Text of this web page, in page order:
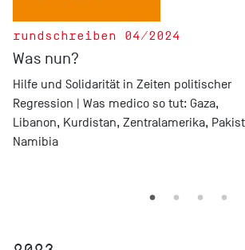
rundschreiben 04/2024
Was nun?
Hilfe und Solidarität in Zeiten politischer
Regression | Was medico so tut: Gaza,
Libanon, Kurdistan, Zentralamerika,
Namibia